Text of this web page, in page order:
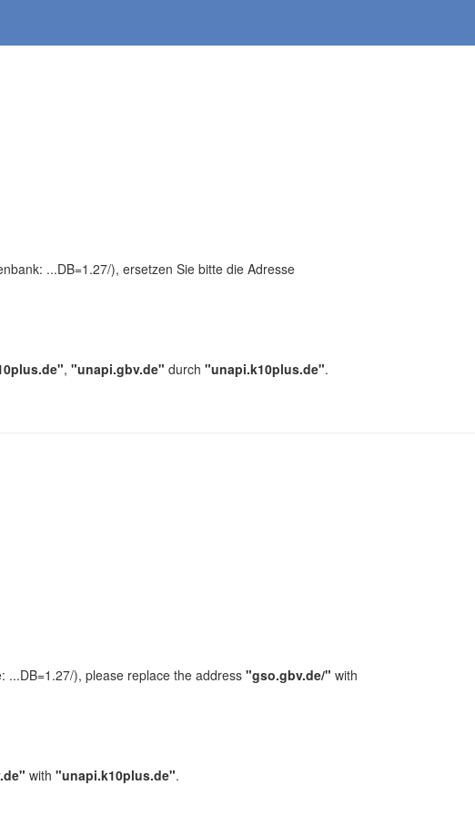
...DB=1.27/), ersetzen Sie bitte die Adresse
, "unapi.gbv.de" durch "unapi.k10plus.de".
...DB=1.27/), please replace the address "gso.gbv.de/" with
with "unapi.k10plus.de".